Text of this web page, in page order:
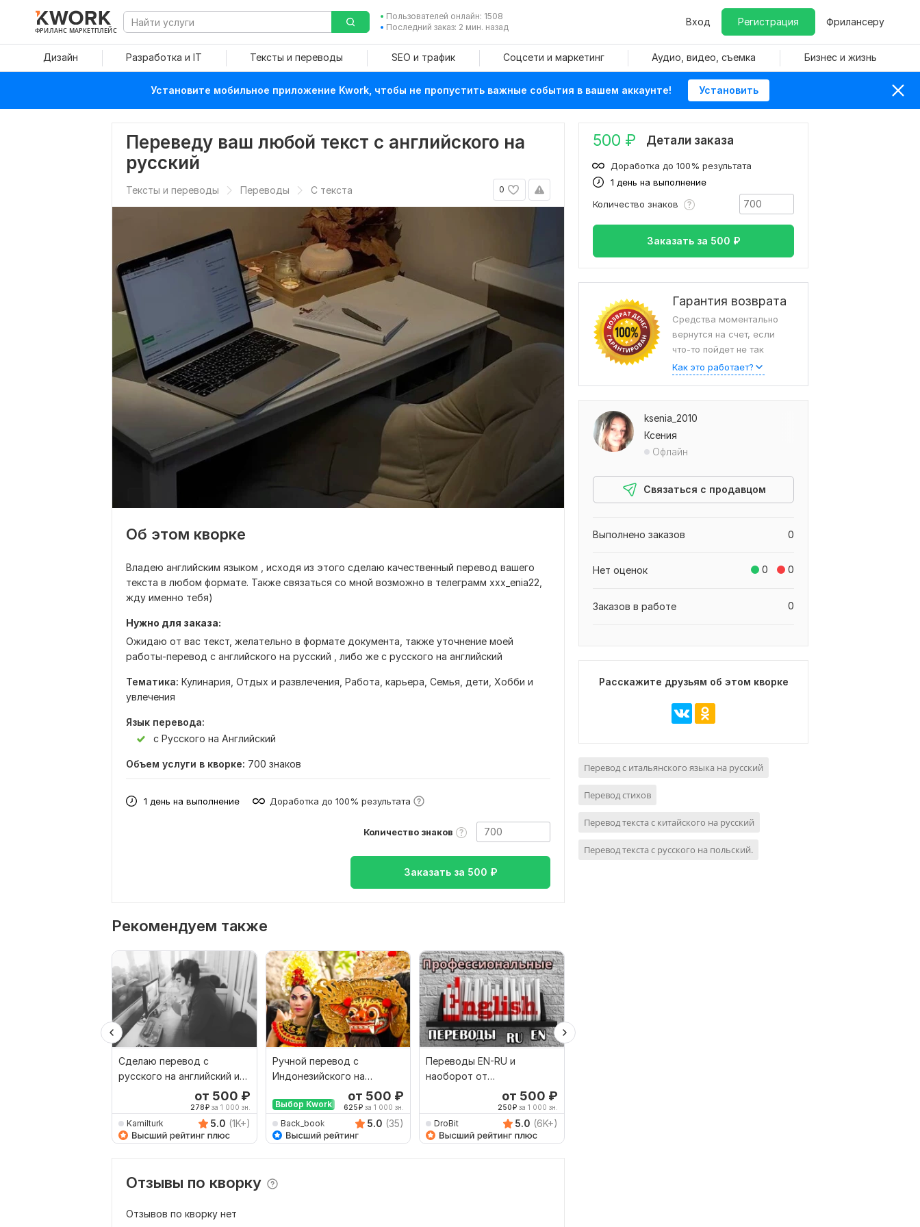
ФРИЛАНС МАРКЕТПЛЕЙС
Пользователей онлайн: 1508
Последний заказ: 2 мин. назад
Вход Регистрация Фрилансеру
Дизайн Разработка и IT Тексты и переводы SEO и трафик Соцсети и маркетинг Аудио, видео, съемка Бизнес и жизнь
Установите мобильное приложение Kwork, чтобы не пропустить важные события в вашем аккаунте! Установить
Переведу ваш любой текст с английского на
русский
0
Тексты и переводы Переводы С текста
Об этом кворке
Владею английским языком , исходя из этого сделаю качественный перевод вашего
текста в любом формате. Также связаться со мной возможно в телеграмм xxx_enia22,
жду именно тебя)
Нужно для заказа:
Ожидаю от вас текст, желательно в формате документа, также уточнение моей
работы-перевод с английского на русский , либо же с русского на английский
Тематика: Кулинария, Отдых и развлечения, Работа, карьера, Семья, дети, Хобби и
увлечения
Язык перевода:
с Русского на Английский
Объем услуги в кворке: 700 знаков
1 день на выполнение Доработка до 100% результата
Количество знаков
Заказать за 500 ₽
Рекомендуем также
Сделаю перевод с
русского на английский и
от 500 ₽
278₽за 1 000 зн.
Kamilturk 5.0 (1K+)
Ручной перевод с
Индонезийского на
Русский и наоборот
Выбор Kwork
от 500 ₽
625₽ за 1 000 зн.
Back_book 5.0 (35)
Переводы EN-RU и
наоборот от
от 500 ₽
250₽за 1 000 зн.
DroBit 5.0 (6K+)
Отзывы по кворку
Отзывов по кворку нет
500 ₽ Детали заказа
1 день на выполнение
Доработка до 100% результата
Количество знаков
Заказать за 500 ₽
Гарантия возврата
Средства моментально
вернутся на счет, если
что-то пойдет не так
Как это работает?
ksenia_2010
Ксения
Офлайн
Связаться с продавцом
0
Выполнено заказов
0 0
Нет оценок
0
Заказов в работе
Расскажите друзьям об этом кворке
Перевод с итальянского языка на русский
Перевод стихов
Перевод текста с китайского на русский
Перевод текста с русского на польский.